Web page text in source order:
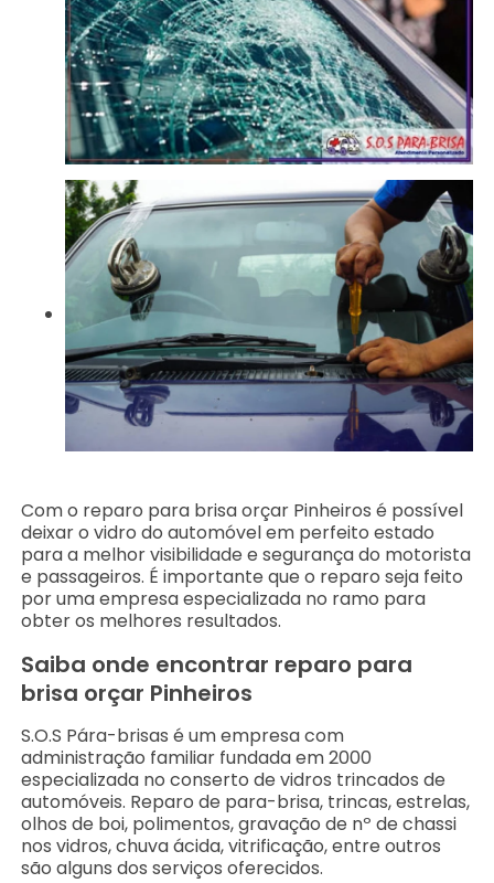
Com o reparo para brisa orçar Pinheiros é possível
deixar o vidro do automóvel em perfeito estado
para a melhor visibilidade e segurança do motorista
e passageiros. É importante que o reparo seja feito
por uma empresa especializada no ramo para
obter os melhores resultados.
Saiba onde encontrar reparo para
brisa orçar Pinheiros
S.O.S Pára-brisas é um empresa com
administração familiar fundada em 2000
especializada no conserto de vidros trincados de
automóveis. Reparo de para-brisa, trincas, estrelas,
olhos de boi, polimentos, gravação de nº de chassi
nos vidros, chuva ácida, vitrificação, entre outros
são alguns dos serviços oferecidos.